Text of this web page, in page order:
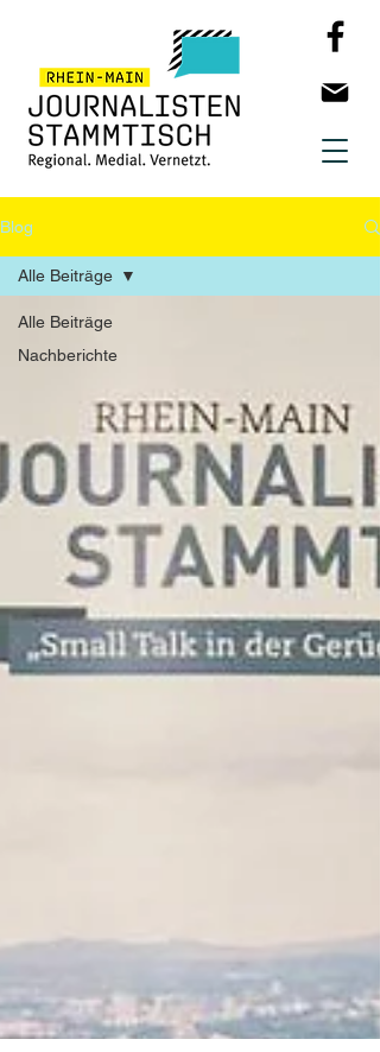
Blog
Alle Beiträge
Nachberichte
Alle Beiträge